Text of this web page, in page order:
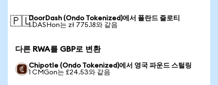
🇵🇱DoorDash (Ondo Tokenized)에서 폴란드 즐로티
1 DASHon는 zł 775.18와 같음
다른 RWA를 GBP로 변환
Chipotle (Ondo Tokenized)에서 영국 파운드 스털링
1 CMGon는 £24.53와 같음